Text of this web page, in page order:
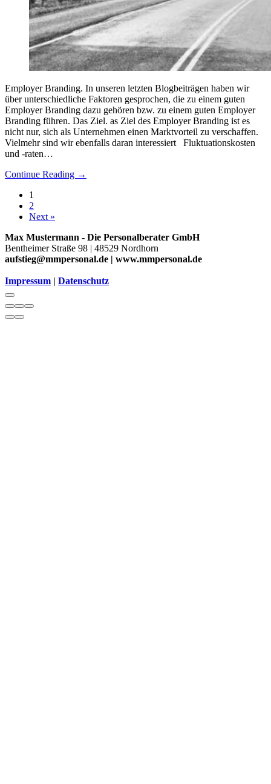
Employer Branding. In unseren letzten Blogbeiträgen haben wir
über unterschiedliche Faktoren gesprochen, die zu einem guten
Employer Branding dazu gehören bzw. zu einem guten Employer
Branding führen. Das Ziel. as Ziel des Employer Branding ist es
nicht nur, sich als Unternehmen einen Marktvorteil zu verschaffen.
Vielmehr sind wir ebenfalls daran interessiert Fluktuationskosten
und -raten…
Continue Reading →
1
2
Next »
Max Mustermann - Die Personalberater GmbH
Bentheimer Straße 98 | 48529 Nordhorn
aufstieg@mmpersonal.de | www.mmpersonal.de
Impressum | Datenschutz